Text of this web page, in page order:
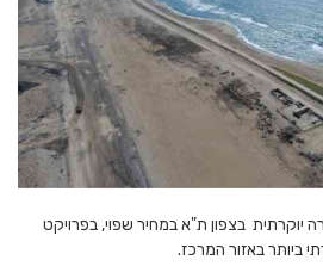
יוקרתית בצפון ת"א במחיר שפוי, בפרויקט
ביותר באזור המרכז.